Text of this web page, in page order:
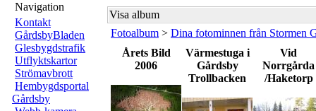
Navigation
Kontakt
GårdsbyBladen
Glesbygdstrafik
Utflyktskartor
Strömavbrott
Hembygdsportal
Gårdsby
Visa album
Fotoalbum > Dina fotominnen från Stormen
Årets Bild
2006
Värmestuga i
Gårdsby
Trollbacken
Vid
Norrgårda
/Haketorp